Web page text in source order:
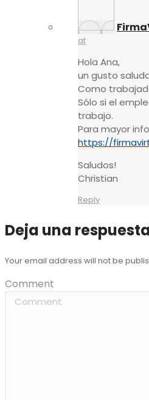
at
Hola Ana,
un gusto
Como
Sólo si el
trabajo.
Para mayor
https://
Saludos!
Christian
Reply
Deja una
Your email address will not be
Comment